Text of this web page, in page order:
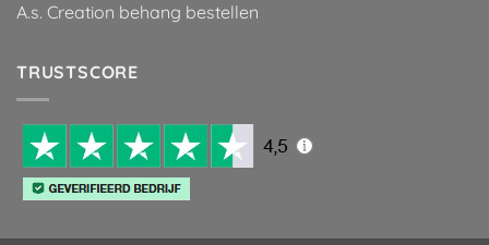
A.s. Creation behang bestellen
TRUSTSCORE